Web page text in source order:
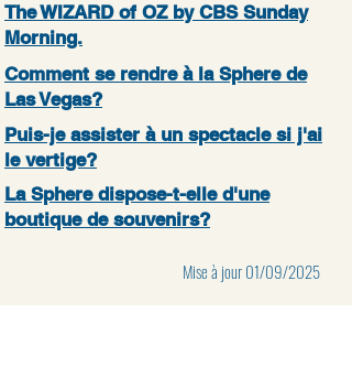
The WIZARD of OZ by CBS Sunday
Morning.
Comment se rendre à la Sphere de
Las Vegas?
Puis-je assister à un spectacle si j'ai
le vertige?
La Sphere dispose-t-elle d'une
boutique de souvenirs?
Mise à jour 01/09/2025